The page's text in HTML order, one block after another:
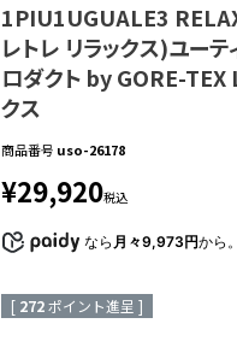
1PIU1UGUALE3
レトレ リラックス)ユー
ロダクト by GORE-TEX
クス
商品番号 uso-26178
¥29,920税込
なら 月々9,973円から
[ 272ポイント進呈 ]